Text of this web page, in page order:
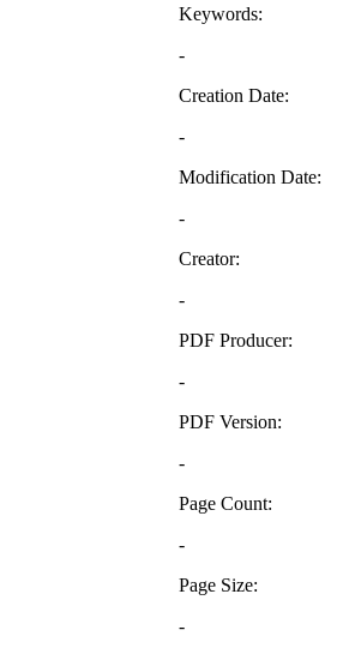
Keywords:
-
Creation Date:
-
Modification Date:
-
Creator:
-
PDF Producer:
-
PDF Version:
-
Page Count:
-
Page Size:
-